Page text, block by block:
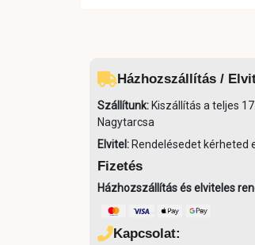
Házhozszállítás /
Szállítunk: Kiszállítás a teljes
Nagytarcsa
Elvitel: Rendelésedet kérheted
Fizetés
Házhozszállítás és elviteles
Kapcsolat: